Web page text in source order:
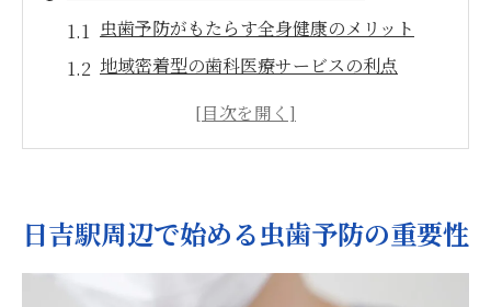
虫歯予防がもたらす全身健康のメリット
地域密着型の歯科医療サービスの利点
虫歯予防を始める最適なタイミング
虫歯予防にフッ素配合歯磨き粉を活用しよう
フッ素が虫歯予防に効果的な理由
日吉駅周辺で始める虫歯予防の重要性